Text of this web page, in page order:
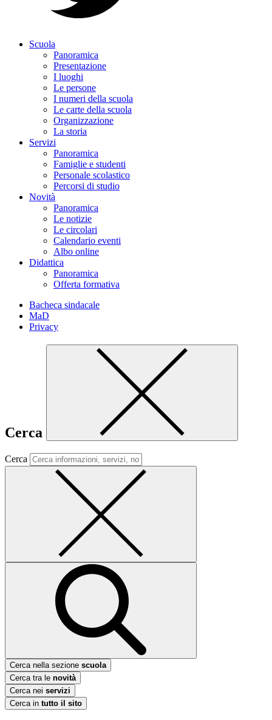
Scuola
Panoramica
Presentazione
I luoghi
Le persone
I numeri della scuola
Le carte della scuola
Organizzazione
La storia
Servizi
Panoramica
Famiglie e studenti
Personale scolastico
Percorsi di studio
Novità
Panoramica
Le notizie
Le circolari
Calendario eventi
Albo online
Didattica
Panoramica
Offerta formativa
Bacheca sindacale
MaD
Privacy
Cerca
Cerca
Cerca nella sezione scuola
Cerca tra le novità
Cerca nei servizi
Cerca in tutto il sito